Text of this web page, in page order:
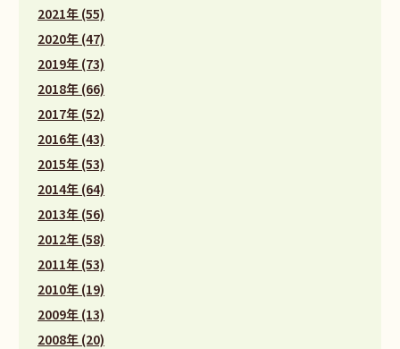
2021年 (55)
2020年 (47)
2019年 (73)
2018年 (66)
2017年 (52)
2016年 (43)
2015年 (53)
2014年 (64)
2013年 (56)
2012年 (58)
2011年 (53)
2010年 (19)
2009年 (13)
2008年 (20)